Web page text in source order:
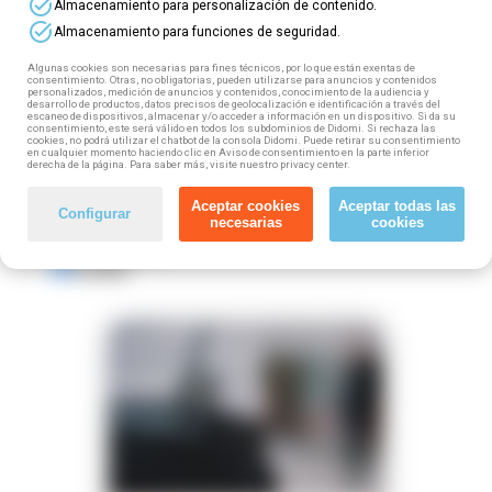
➡️Estás traballando e buscas un curso para
seguir crecendo?
Busca aquí o teu
ELIGE TU PROVINCIA
Vigo
Santiago
Coruña
location_on
mouse
Almacenamiento para personalización de contenido.
task_alt Almacenamiento para funciones de seguridad.
Algunas cookies son necesarias para fines técnicos, por lo que están exentas de
consentimiento. Otras, no obligatorias, pueden utilizarse para anuncios y contenidos
personalizados, medición de anuncios y contenidos, conocimiento de la audiencia y
desarrollo de productos, datos precisos de geolocalización e identificación a través del
escaneo de dispositivos, almacenar y/o acceder a información en un dispositivo. Si da su
consentimiento, este será válido en todos los subdominios de Didomi. Si rechaza las
cookies, no podrá utilizar el chatbot de la consola Didomi. Puede retirar su consentimiento
en cualquier momento haciendo clic en Aviso de consentimiento en la parte inferior
derecha de la página. Para saber más, visite nuestro privacy center.
Configurar
Aceptar cookies
necesarias
Aceptar todas las
cookies